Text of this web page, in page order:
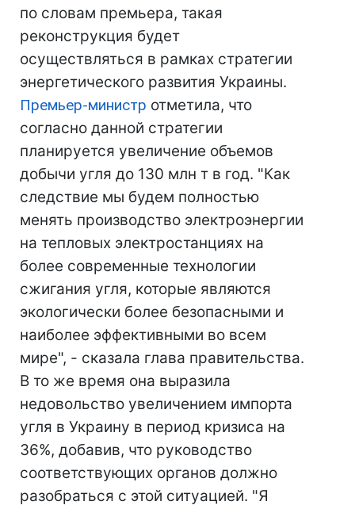
по словам премьера, такая
реконструкция будет
осуществляться в рамках стратегии
энергетического развития Украины.
Премьер-министр отметила, что
согласно данной стратегии
планируется увеличение объемов
добычи угля до 130 млн т в год. "Как
следствие мы будем полностью
менять производство электроэнергии
на тепловых электростанциях на
более современные технологии
сжигания угля, которые являются
экологически более безопасными и
наиболее эффективными во всем
мире", - сказала глава правительства.
В то же время она выразила
недовольство увеличением импорта
угля в Украину в период кризиса на
36%, добавив, что руководство
соответствующих органов должно
разобраться с этой ситуацией. "Я